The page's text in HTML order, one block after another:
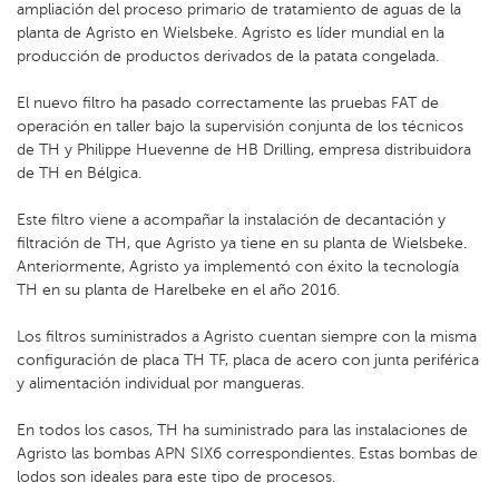
ampliación del proceso primario de tratamiento de aguas de la
planta de Agristo en Wielsbeke. Agristo es líder mundial en la
producción de productos derivados de la patata congelada.
El nuevo filtro ha pasado correctamente las pruebas FAT de
operación en taller bajo la supervisión conjunta de los técnicos
de TH y Philippe Huevenne de HB Drilling, empresa distribuidora
de TH en Bélgica.
Este filtro viene a acompañar la instalación de decantación y
filtración de TH, que Agristo ya tiene en su planta de Wielsbeke.
Anteriormente, Agristo ya implementó con éxito la tecnología
TH en su planta de Harelbeke en el año 2016.
Los filtros suministrados a Agristo cuentan siempre con la misma
configuración de placa TH TF, placa de acero con junta periférica
y alimentación individual por mangueras.
En todos los casos, TH ha suministrado para las instalaciones de
Agristo las bombas APN SIX6 correspondientes. Estas bombas de
lodos son ideales para este tipo de procesos.